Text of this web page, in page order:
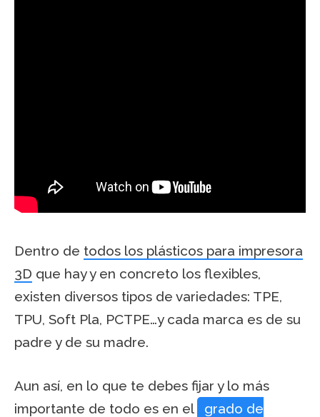
Dentro de todos los plásticos para impresora
3D que hay y en concreto los flexibles,
existen diversos tipos de variedades: TPE,
TPU, Soft Pla, PCTPE…y cada marca es de su
padre y de su madre.
Aun así, en lo que te debes fijar y lo más
importante de todo es en el
grado de